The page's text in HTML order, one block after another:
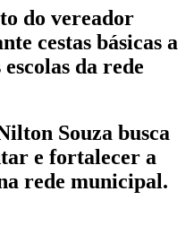
do vereador
cestas básicas a
da rede
Souza busca
e fortalecer a
rede municipal.